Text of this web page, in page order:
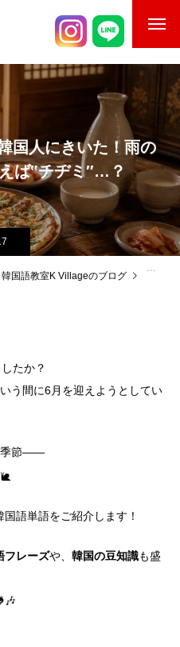
国人にきいた！雨の
ば‟チヂミ″…？
韓国語教室K Villageのブログ
たか？
う間に6月を迎えようとしてい
季節――
語単語をご紹介します！
フレーズや、 韓国の豆知識も盛